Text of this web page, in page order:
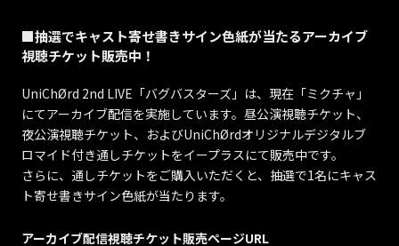
■抽選でキャスト寄せ書きサイン色紙が当たるアーカイブ
視聴チケット販売中！
UniChØrd 2nd LIVE「バグバスターズ」は、現在「ミクチャ」
にてアーカイブ配信を実施しています。昼公演視聴チケット、
夜公演視聴チケット、およびUniChØrdオリジナルデジタルブ
ロマイド付き通しチケットをイープラスにて販売中です。
さらに、通しチケットをご購入いただくと、抽選で1名にキャス
ト寄せ書きサイン色紙が当たります。
アーカイブ配信視聴チケット販売ページURL